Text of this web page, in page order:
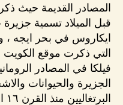
قبل الميلاد تسمية
ايكاروس في بحر ايجه ،
التي ذكرت موقع الكويت
فيلكا في المصادر
الجزيرة والحيوانات
البرتغاليين منذ القرن ١٦ الميلادي